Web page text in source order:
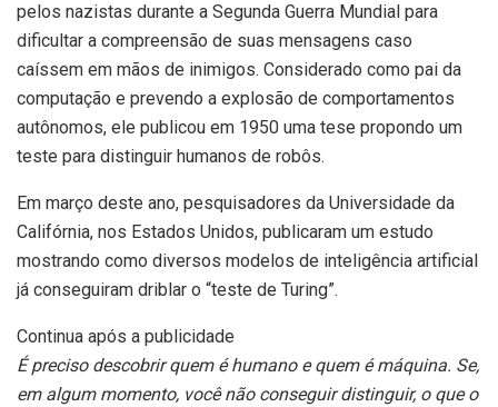
pelos nazistas durante a Segunda Guerra Mundial para
dificultar a compreensão de suas mensagens caso
caíssem em mãos de inimigos. Considerado como pai da
computação e prevendo a explosão de comportamentos
autônomos, ele publicou em 1950 uma tese propondo um
teste para distinguir humanos de robôs.
Em março deste ano, pesquisadores da Universidade da
Califórnia, nos Estados Unidos, publicaram um estudo
mostrando como diversos modelos de inteligência artificial
já conseguiram driblar o “teste de Turing”.
Continua após a publicidade
É preciso descobrir quem é humano e quem é máquina. Se,
em algum momento, você não conseguir distinguir, o que o